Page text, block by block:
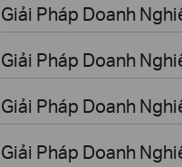
Giải Pháp Doanh
Giải Pháp Doanh
Giải Pháp Doanh
Giải Pháp Doanh